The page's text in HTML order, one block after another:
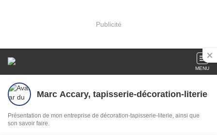
Publicité
MENU
Marc Accary, tapisserie-décoration-literie
Présentation de mon entreprise de décoration-tapisserie-literie, ainsi que
son savoir faire.